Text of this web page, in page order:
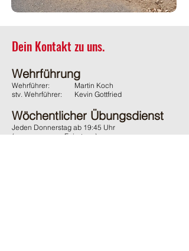
Dein Kontakt zu uns.
Wehrführung
Wehrführer:
stv. Wehrführer:
Martin Koch
Kevin Gottfried
Wöchentlicher Übungsdienst
Jeden Donnerstag ab 19:45 Uhr
(ausgenommen Feiertage)